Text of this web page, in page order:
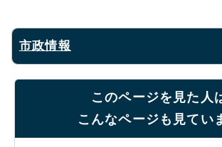
市政情報
このページを見た人
こんなページも見てい